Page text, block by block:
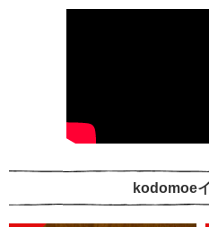
kodomoe